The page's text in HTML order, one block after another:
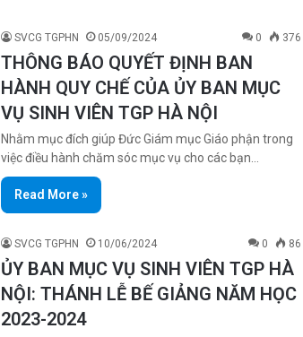
SVCG TGPHN 05/09/2024 0 376
THÔNG BÁO QUYẾT ĐỊNH BAN
HÀNH QUY CHẾ CỦA ỦY BAN MỤC
VỤ SINH VIÊN TGP HÀ NỘI
Nhằm mục đích giúp Đức Giám mục Giáo phận trong
việc điều hành chăm sóc mục vụ cho các bạn…
Read More »
SVCG TGPHN 10/06/2024 0 86
ỦY BAN MỤC VỤ SINH VIÊN TGP HÀ
NỘI: THÁNH LỄ BẾ GIẢNG NĂM HỌC
2023-2024